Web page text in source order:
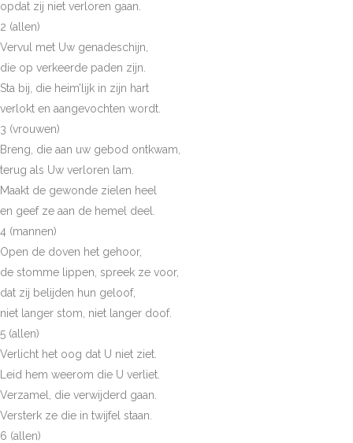
opdat zij niet verloren gaan.
2 (allen)
Vervul met Uw genadeschijn,
die op verkeerde paden zijn.
Sta bij, die heim’lijk in zijn hart
verlokt en aangevochten wordt.
3 (vrouwen)
Breng, die aan uw gebod ontkwam,
terug als Uw verloren lam.
Maakt de gewonde zielen heel
en geef ze aan de hemel deel.
4 (mannen)
Open de doven het gehoor,
de stomme lippen, spreek ze voor,
dat zij belijden hun geloof,
niet langer stom, niet langer doof.
5 (allen)
Verlicht het oog dat U niet ziet.
Leid hem weerom die U verliet.
Verzamel, die verwijderd gaan.
Versterk ze die in twijfel staan.
6 (allen)